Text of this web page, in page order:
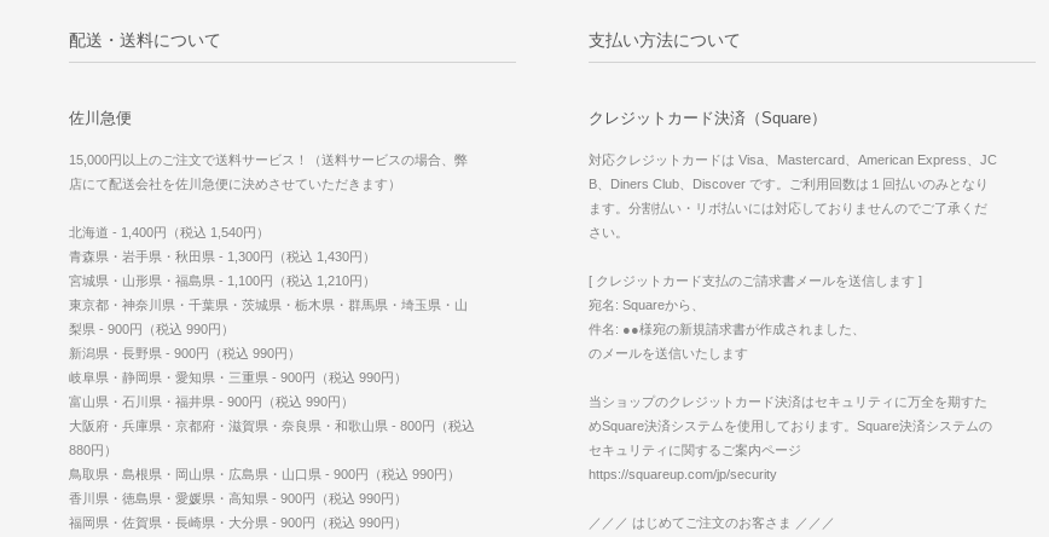
配送・送料について
佐川急便
15,000円以上のご注文で送料サービス！（送料サービスの場合、弊
店にて配送会社を佐川急便に決めさせていただきます）
北海道 - 1,400円（税込 1,540円）
青森県・岩手県・秋田県 - 1,300円（税込 1,430円）
宮城県・山形県・福島県 - 1,100円（税込 1,210円）
東京都・神奈川県・千葉県・茨城県・栃木県・群馬県・埼玉県・山
梨県 - 900円（税込 990円）
新潟県・長野県 - 900円（税込 990円）
岐阜県・静岡県・愛知県・三重県 - 900円（税込 990円）
富山県・石川県・福井県 - 900円（税込 990円）
大阪府・兵庫県・京都府・滋賀県・奈良県・和歌山県 - 800円（税込
880円）
鳥取県・島根県・岡山県・広島県・山口県 - 900円（税込 990円）
香川県・徳島県・愛媛県・高知県 - 900円（税込 990円）
福岡県・佐賀県・長崎県・大分県 - 900円（税込 990円）
支払い方法について
クレジットカード決済（Square）
対応クレジットカードは Visa、Mastercard、American Express、JC
B、Diners Club、Discover です。ご利用回数は１回払いのみとなり
ます。分割払い・リボ払いには対応しておりませんのでご了承くだ
さい。
[ クレジットカード支払のご請求書メールを送信します ]
宛名: Squareから、
件名: ●●様宛の新規請求書が作成されました、
のメールを送信いたします
当ショップのクレジットカード決済はセキュリティに万全を期すた
めSquare決済システムを使用しております。Square決済システムの
セキュリティに関するご案内ページ
https://squareup.com/jp/security
／／／ はじめてご注文のお客さま ／／／